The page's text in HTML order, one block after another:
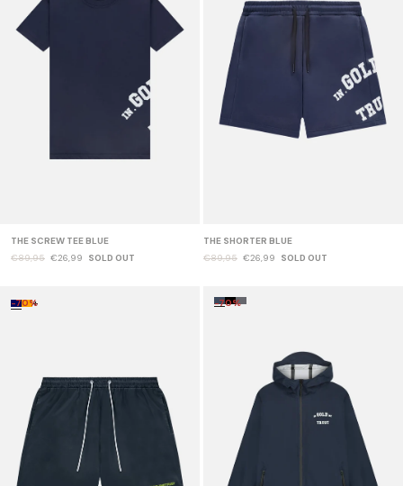
THE SCREW TEE BLUE
€89,95 €26,99 SOLD OUT
THE SHORTER BLUE
€89,95 €26,99 SOLD OUT
+
-70% -70%